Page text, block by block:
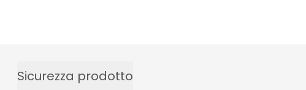
Sicurezza prodotto